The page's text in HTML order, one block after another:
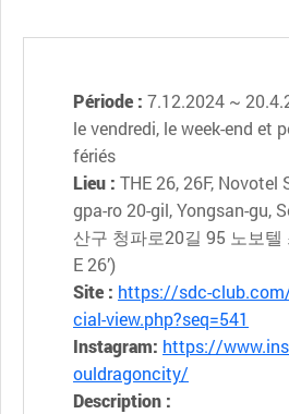
Période : 7.12.2024 ~
le vendredi, le week-end et
fériés
Lieu : THE 26, 26F, Novotel
gpa-ro 20-gil, Yongsan-gu,
산구 청파로20길 95 노보텔
E 26’)
Site : https://sdc-
cial-view.php?seq=541
Instagram: https://
ouldragoncity/
Description :